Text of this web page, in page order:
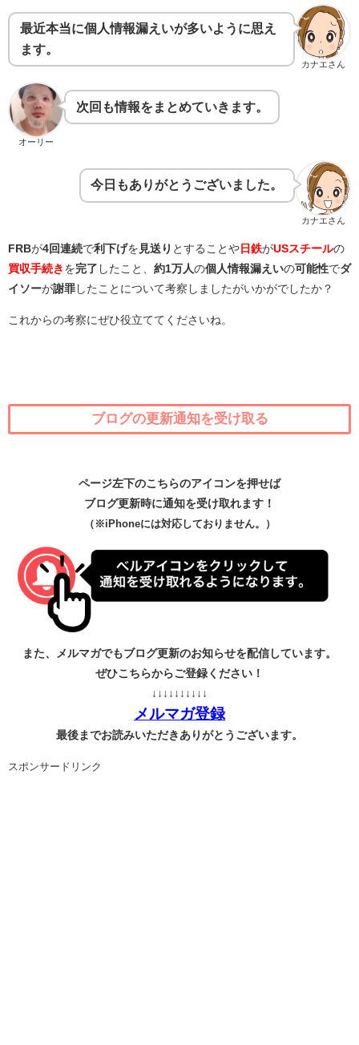
カナエさん
最近本当に個人情報漏えいが多いように思え
ます。
オーリー
次回も情報をまとめていきます。
カナエさん
今日もありがとうございました。
FRBが4回連続で利下げを 見送り とすることや 日鉄がUSスチールの
買収手続き を完了 したこと、 約1万人の個人情報漏えいの可能性でダ
イソーが謝罪 したことについて考察しましたがいかがでしたか？
これからの考察にぜひ役立ててくださいね。
ブログの更新通知を受け取る
ページ左下のこちらのアイコンを押せば
ブログ更新時に通知を受け取れます！
（※iPhoneには対応しておりません。）
また、メルマガでもブログ更新のお知らせを配信しています。
ぜひこちらからご登録ください！
↓↓↓↓↓↓↓↓↓↓
メルマガ登録
最後までお読みいただきありがとうございます。
スポンサードリンク